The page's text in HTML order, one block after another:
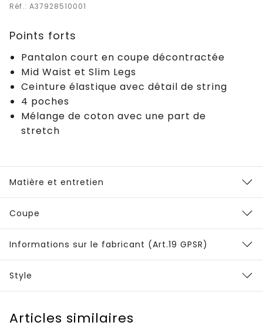
Réf.: A37928510001
Points forts
Pantalon court en coupe décontractée
Mid Waist et Slim Legs
Ceinture élastique avec détail de string
4 poches
Mélange de coton avec une part de
stretch
Matière et entretien
Coupe
Informations sur le fabricant (Art.19 GPSR)
Style
Articles similaires